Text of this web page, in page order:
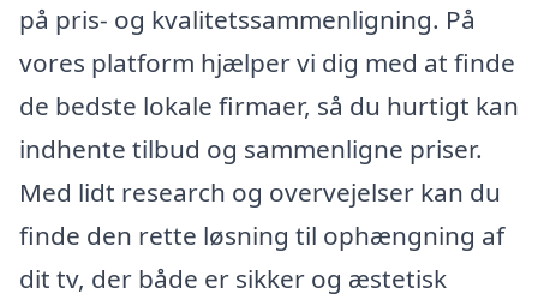
på pris- og kvalitetssammenligning. På
vores platform hjælper vi dig med at finde
de bedste lokale firmaer, så du hurtigt kan
indhente tilbud og sammenligne priser.
Med lidt research og overvejelser kan du
finde den rette løsning til ophængning af
dit tv, der både er sikker og æstetisk